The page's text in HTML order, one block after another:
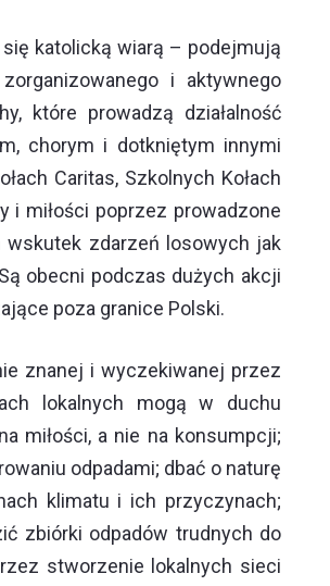
katolicką wiarą – podejmują
i aktywnego
które prowadzą działalność
chorym i dotkniętym innymi
Caritas, Szkolnych Kołach
i miłości poprzez prowadzone
wskutek zdarzeń losowych jak
obecni podczas dużych akcji
poza granice Polski.
znanej i wyczekiwanej przez
lokalnych mogą w duchu
miłości, a nie na konsumpcji;
odpadami; dbać o naturę
klimatu i ich przyczynach;
zbiórki odpadów trudnych do
stworzenie lokalnych sieci